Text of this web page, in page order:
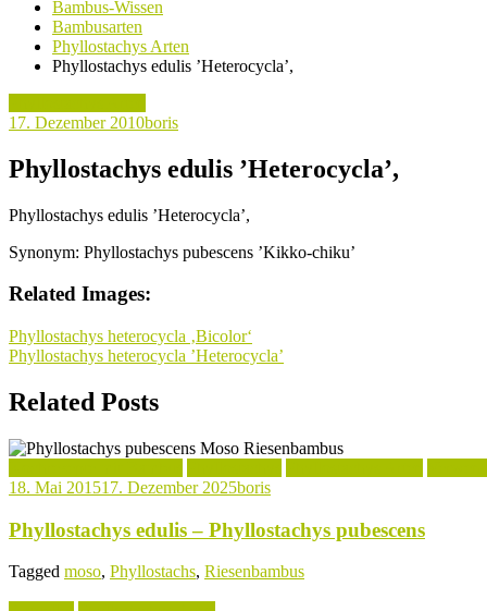
Bambus-Wissen
Bambusarten
Phyllostachys Arten
Phyllostachys edulis ’Heterocycla’,
17. Dezember 2010boris
Phyllostachys edulis ’Heterocycla’,
Phyllostachys edulis ’Heterocycla’,
Synonym: Phyllostachys pubescens ’Kikko-chiku’
Related Images:
Beitragsnavigation
Phyllostachys heterocycla ‚Bicolor‘
Phyllostachys heterocycla ’Heterocycla’
Related Posts
18. Mai 201517. Dezember 2025boris
Phyllostachys edulis – Phyllostachys pubescens
Tagged moso, Phyllostachs, Riesenbambus